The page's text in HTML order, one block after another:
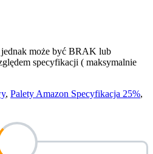
jednak może być BRAK lub
specyfikacji ( maksymalnie
, Palety Amazon Specyfikacja 25%,